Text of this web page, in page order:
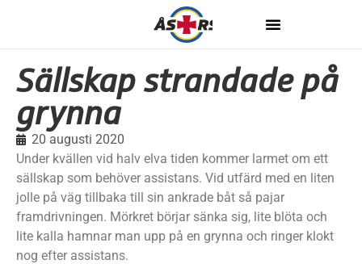
Sällskap strandade på
grynna
20 augusti 2020
Under kvällen vid halv elva tiden kommer larmet om ett
sällskap som behöver assistans. Vid utfärd med en liten
jolle på väg tillbaka till sin ankrade båt så pajar
framdrivningen. Mörkret börjar sänka sig, lite blöta och
lite kalla hamnar man upp på en grynna och ringer klokt
nog efter assistans.